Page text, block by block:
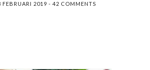
FEBRUARI 2019 - 42 COMMENTS